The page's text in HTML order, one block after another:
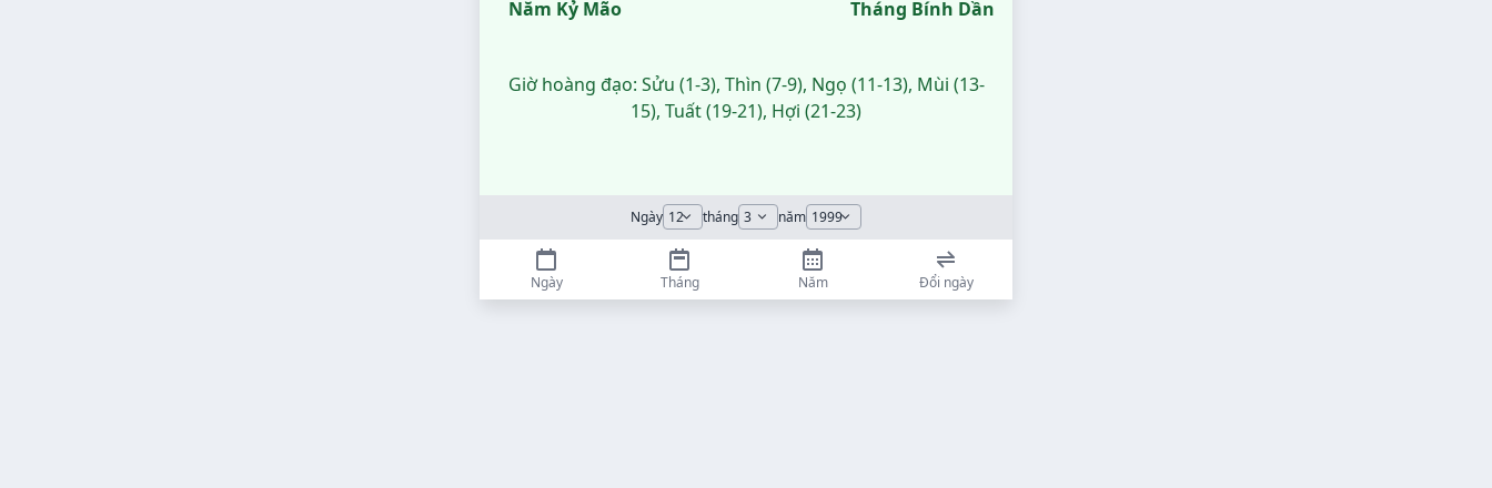
Năm Kỷ Mão
Tháng Bính Dần
Giờ hoàng đạo: Sửu (1-3), Thìn (7-9), Ngọ (11-13), Mùi (13-
15), Tuất (19-21), Hợi (21-23)
Ngày tháng năm
Ngày Tháng Năm Đổi ngày